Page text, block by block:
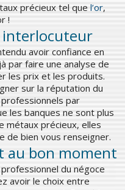
précieux tel que l’or,
!
interlocuteur
avoir confiance en
par faire une analyse de
les prix et les produits.
sur la réputation du
par
les banques ne sont plus
métaux précieux, elles
de bien vous renseigner.
au bon moment
du négoce
avoir le choix entre